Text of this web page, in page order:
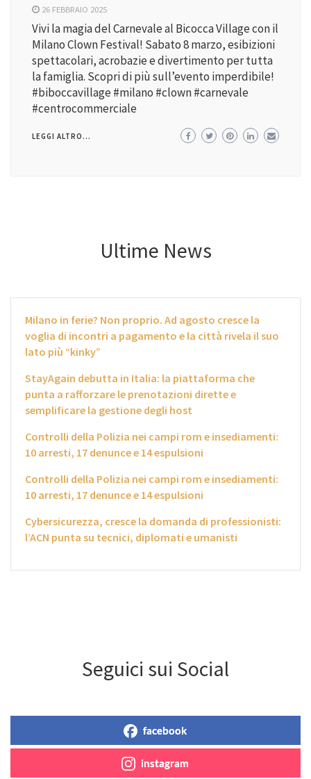
26 FEBBRAIO 2025
Vivi la magia del Carnevale al Bicocca Village con il
Milano Clown Festival! Sabato 8 marzo, esibizioni
spettacolari, acrobazie e divertimento per tutta
la famiglia. Scopri di più sull’evento imperdibile!
#biboccavillage #milano #clown #carnevale
#centrocommerciale
LEGGI ALTRO...
Ultime News
Milano in ferie? Non proprio. Ad agosto cresce la
voglia di incontri a pagamento e la città rivela il suo
lato più “kinky”
StayAgain debutta in Italia: la piattaforma che
punta a rafforzare le prenotazioni dirette e
semplificare la gestione degli host
Controlli della Polizia nei campi rom e insediamenti:
10 arresti, 17 denunce e 14 espulsioni
Controlli della Polizia nei campi rom e insediamenti:
10 arresti, 17 denunce e 14 espulsioni
Cybersicurezza, cresce la domanda di professionisti:
l’ACN punta su tecnici, diplomati e umanisti
Seguici sui Social
facebook
instagram